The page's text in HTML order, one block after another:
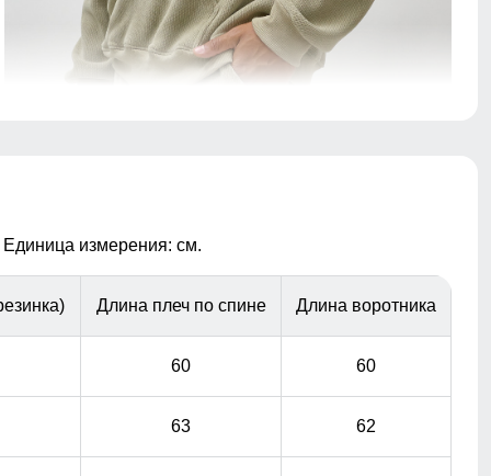
Фиксатор
Фиксатор служит для регулирования объема по
голени
Единица измерения: см.
Длина плеч по спине Длина воротника
60 60
63 62